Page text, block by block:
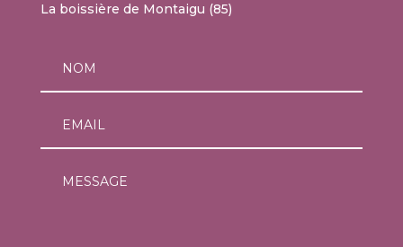
La boissière de Montaigu (85)